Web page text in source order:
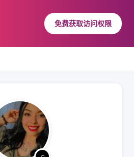
免费获取访问权限